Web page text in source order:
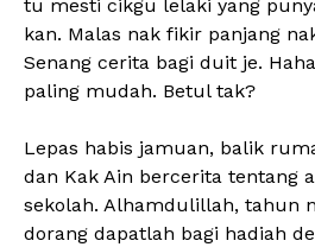
tu mesti cikgu lelaki yang
kan. Malas nak fikir panjang
Senang cerita bagi duit je.
paling mudah. Betul tak?
Lepas habis jamuan, balik
dan Kak Ain bercerita tentang
sekolah. Alhamdulillah, tahun
dorang dapatlah bagi hadiah